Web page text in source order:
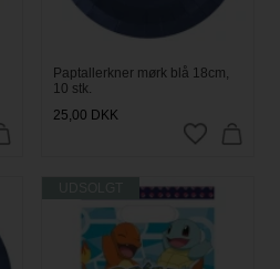
Paptallerkner mørk blå 18cm,
10 stk.
25,00 DKK